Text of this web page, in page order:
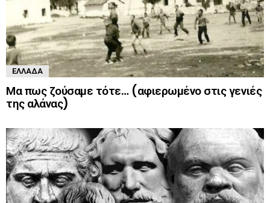
ΕΛΛΆΔΑ
Μα πως ζούσαμε τότε… (αφιερωμένο στις γενιές
της αλάνας)